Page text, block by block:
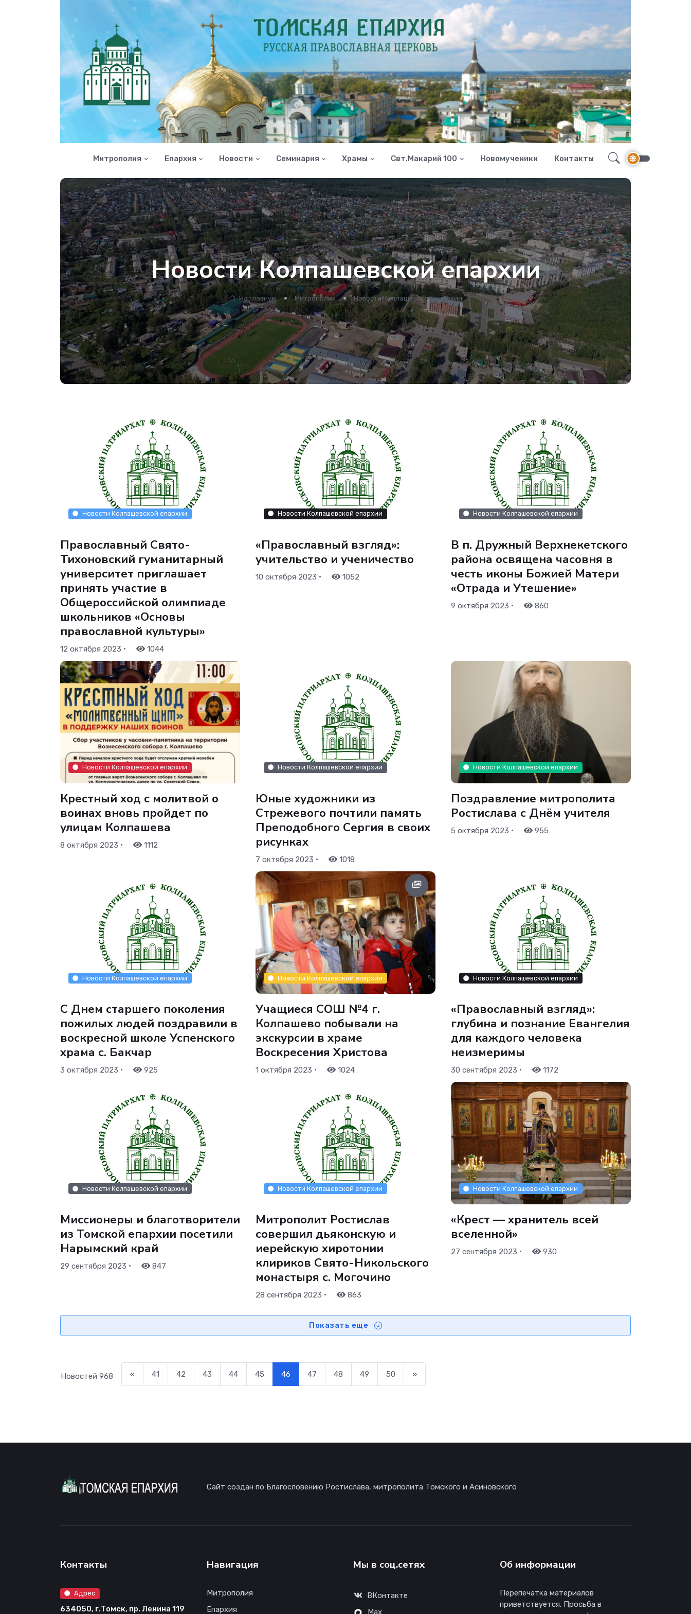
Митрополия Епархия Новости Семинария Храмы Свт.Макарий 100 Новомученики Контакты
Новости Колпашевской епархии
На главную Митрополия Новости Колпашевской епархии
Новости Колпашевской епархии
Православный Свято-
Тихоновский гуманитарный
университет приглашает
принять участие в
Общероссийской олимпиаде
школьников «Основы
православной культуры»
12 октября 2023 • 1044
Новости Колпашевской епархии
«Православный взгляд»:
учительство и ученичество
10 октября 2023 • 1052
Новости Колпашевской епархии
В п. Дружный Верхнекетского
района освящена часовня в
честь иконы Божией Матери
«Отрада и Утешение»
9 октября 2023 • 860
Новости Колпашевской епархии
Крестный ход с молитвой о
воинах вновь пройдет по
улицам Колпашева
8 октября 2023 • 1112
Новости Колпашевской епархии
Юные художники из
Стрежевого почтили память
Преподобного Сергия в своих
рисунках
7 октября 2023 • 1018
Новости Колпашевской епархии
Поздравление митрополита
Ростислава с Днём учителя
5 октября 2023 • 955
Новости Колпашевской епархии
С Днем старшего поколения
пожилых людей поздравили в
воскресной школе Успенского
храма с. Бакчар
3 октября 2023 • 925
Новости Колпашевской епархии
Учащиеся СОШ №4 г.
Колпашево побывали на
экскурсии в храме
Воскресения Христова
1 октября 2023 • 1024
Новости Колпашевской епархии
«Православный взгляд»:
глубина и познание Евангелия
для каждого человека
неизмеримы
30 сентября 2023 • 1172
Новости Колпашевской епархии
Миссионеры и благотворители
из Томской епархии посетили
Нарымский край
29 сентября 2023 • 847
Новости Колпашевской епархии
Митрополит Ростислав
совершил дьяконскую и
иерейскую хиротонии
клириков Свято-Никольского
монастыря с. Могочино
28 сентября 2023 • 863
Новости Колпашевской епархии
«Крест — хранитель всей
вселенной»
27 сентября 2023 • 930
Показать еще
Новостей 968 « 41 42 43 44 45 46 47 48 49 50 »
Сайт создан по Благословению Ростислава, митрополита Томского и Асиновского
Контакты
Адрес
634050, г.Томск, пр. Ленина 119
Навигация
Митрополия
Епархия
Мы в соц.сетях
ВКонтакте
Max
Об информации
Перепечатка материалов
приветствуется. Просьба в